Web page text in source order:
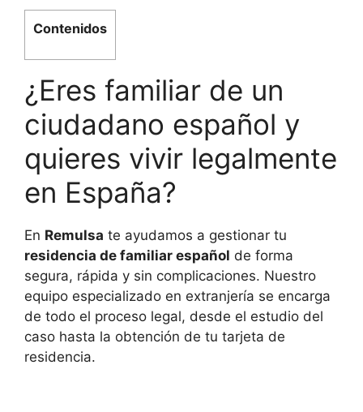
Contenidos
¿Eres familiar de un
ciudadano español y
quieres vivir legalmente
en España?
En Remulsa te ayudamos a gestionar tu
residencia de familiar español de forma
segura, rápida y sin complicaciones. Nuestro
equipo especializado en extranjería se encarga
de todo el proceso legal, desde el estudio del
caso hasta la obtención de tu tarjeta de
residencia.